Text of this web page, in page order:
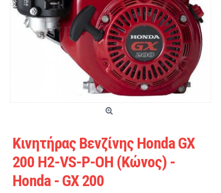
Κινητήρας Βενζίνης Honda GX
200 H2-VS-P-OH (Κώνος) -
Honda - GX 200